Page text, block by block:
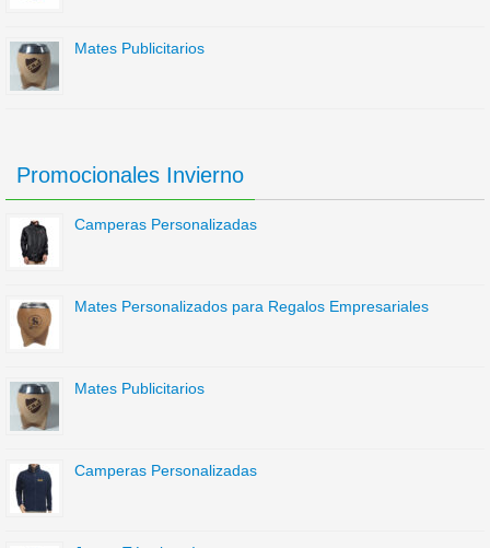
Mates Publicitarios
Promocionales Invierno
Camperas Personalizadas
Mates Personalizados para Regalos Empresariales
Mates Publicitarios
Camperas Personalizadas